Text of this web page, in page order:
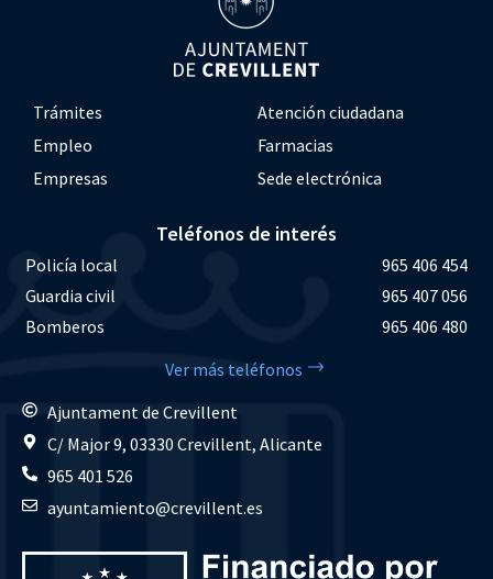
Trámites
Atención ciudadana
Empleo
Farmacias
Empresas
Sede electrónica
Teléfonos de interés
Policía local
965 406 454
Guardia civil
965 407 056
Bomberos
965 406 480
Ver más teléfonos
Ajuntament de Crevillent
C/ Major 9, 03330 Crevillent, Alicante
965 401 526
ayuntamiento@crevillent.es